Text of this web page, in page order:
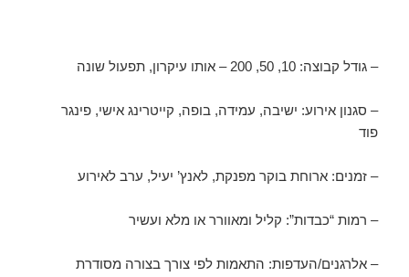
– גודל קבוצה: 10, 50, 200 – אותו עיקרון, תפעול שונה
– סגנון אירוע: ישיבה, עמידה, בופה, קייטרינג אישי, פינגר
פוד
– זמנים: ארוחת בוקר מפנקת, לאנץ’ יעיל, ערב לאירוע
– רמות “כבדות”: קליל ומאוורר או מלא ועשיר
– אלרגנים/העדפות: התאמות לפי צורך בצורה מסודרת